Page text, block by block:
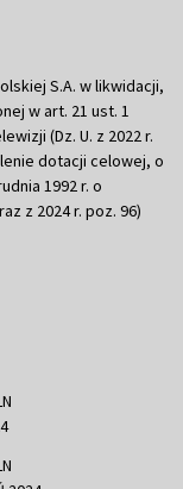
S.A. w likwidacji,
w art. 21 ust. 1
(Dz. U. z 2022 r.
dotacji celowej, o
1992 r. o
z 2024 r. poz. 96)